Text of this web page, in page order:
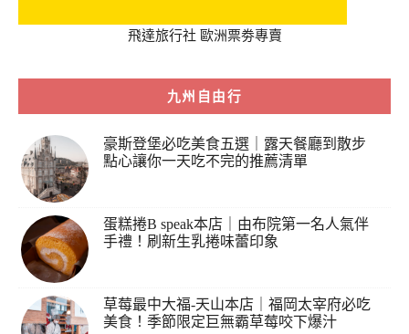
飛達旅行社 歐洲票劵專賣
九州自由行
豪斯登堡必吃美食五選｜露天餐廳到散步
點心讓你一天吃不完的推薦清單
蛋糕捲B speak本店｜由布院第一名人氣伴
手禮！刷新生乳捲味蕾印象
草莓最中大福-天山本店｜福岡太宰府必吃
美食！季節限定巨無霸草莓咬下爆汁